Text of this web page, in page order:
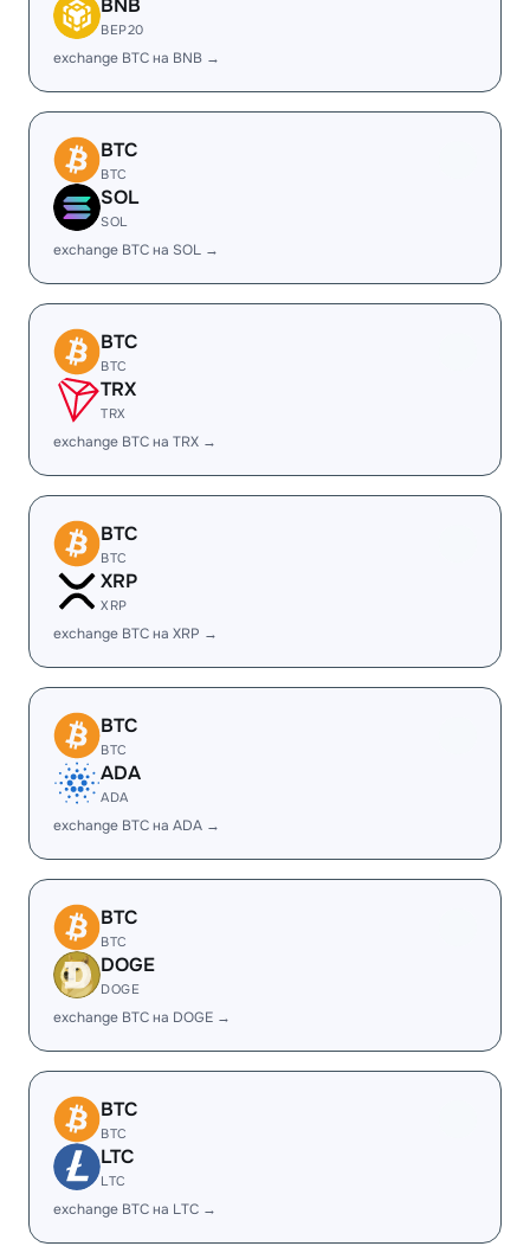
BNB
BEP20
exchange BTC на BNB →
BTC
BTC
SOL
SOL
exchange BTC на SOL →
BTC
BTC
TRX
TRX
exchange BTC на TRX →
BTC
BTC
XRP
XRP
exchange BTC на XRP →
BTC
BTC
ADA
ADA
exchange BTC на ADA →
BTC
BTC
DOGE
DOGE
exchange BTC на DOGE →
BTC
BTC
LTC
LTC
exchange BTC на LTC →